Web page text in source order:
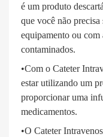
é um produto
que você não
equipamento ou com
contaminados.
•Com o Cateter
estar utilizando um
proporcionar uma
medicamentos.
•O Cateter